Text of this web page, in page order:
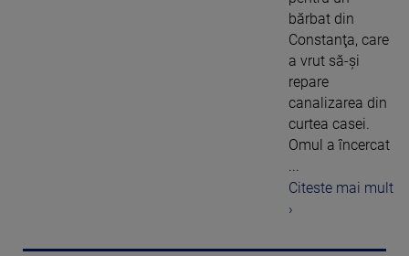
bărbat din
Constanţa, care
a vrut să-şi
repare
canalizarea din
curtea casei.
Omul a încercat
Citeste mai mult
›